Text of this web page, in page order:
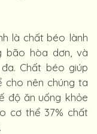
là chất béo lành
bão hòa dơn, và
Chất béo giúp
cho nên chúng ta
độ ăn uống khỏe
cơ thể 37% chất